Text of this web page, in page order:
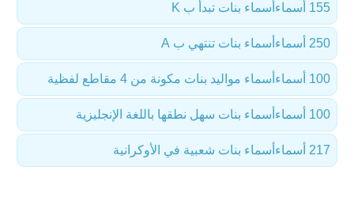
أسماء بنات تبدأ ب K 155 أسماء
أسماء بنات تنتهي ب A 250 أسماء
أسماء مواليد بنات مكونة من 4 مقاطع لفظية 100 أسماء
أسماء بنات سهل نطقها باللغة الإنجليزية 100 أسماء
أسماء بنات شعبية في الأوكرانية 217 أسماء